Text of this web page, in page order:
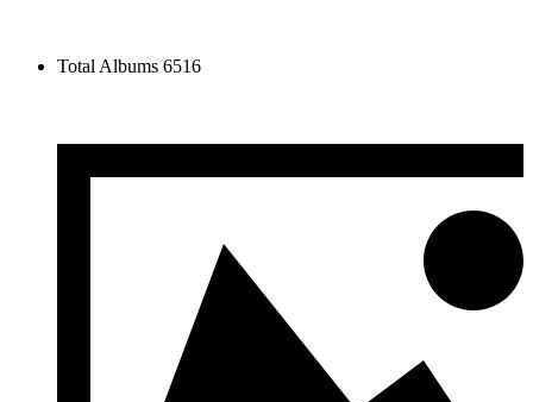
Total Albums 6516